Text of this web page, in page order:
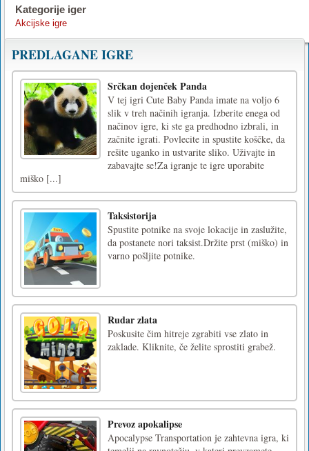
Kategorije iger
Akcijske igre
PREDLAGANE IGRE
Srčkan dojenček Panda
V tej igri Cute Baby Panda imate na voljo 6
slik v treh načinih igranja. Izberite enega od
načinov igre, ki ste ga predhodno izbrali, in
začnite igrati. Povlecite in spustite koščke, da
rešite uganko in ustvarite sliko. Uživajte in
zabavajte se!Za igranje te igre uporabite
miško [...]
Taksistorija
Spustite potnike na svoje lokacije in zaslužite,
da postanete nori taksist.Držite prst (miško) in
varno pošljite potnike.
Rudar zlata
Poskusite čim hitreje zgrabiti vse zlato in
zaklade. Kliknite, če želite sprostiti grabež.
Prevoz apokalipse
Apocalypse Transportation je zahtevna igra, ki